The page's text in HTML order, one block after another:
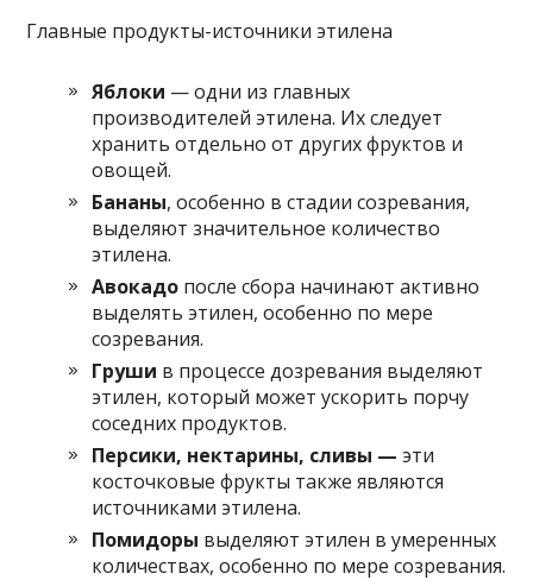
Главные продукты-источники этилена
Яблоки — одни из главных
производителей этилена. Их следует
хранить отдельно от других фруктов и
овощей.​
Бананы, особенно в стадии созревания,
выделяют значительное количество
этилена.​
Авокадо после сбора начинают активно
выделять этилен, особенно по мере
созревания.​
Груши в процессе дозревания выделяют
этилен, который может ускорить порчу
соседних продуктов.​
​Персики, нектарины, сливы — эти
косточковые фрукты также являются
источниками этилена.​
​Помидоры выделяют этилен в умеренных
количествах, особенно по мере созревания.​